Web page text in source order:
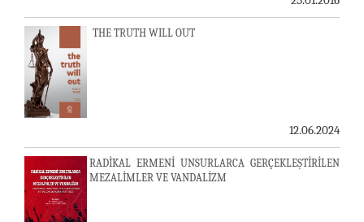
THE TRUTH WILL OUT
12.06.2024
RADİKAL ERMENİ UNSURLARCA GERÇEKLEŞTİRİLEN
MEZALİMLER VE VANDALİZM